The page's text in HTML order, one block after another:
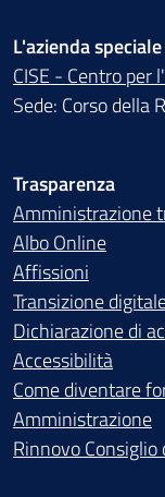
L'azienda speciale
CISE - Centro per
Sede: Corso della
Trasparenza
Amministrazione
Albo Online
Affissioni
Transizione
Dichiarazione di
Accessibilità
Come diventare
Amministrazione
Rinnovo